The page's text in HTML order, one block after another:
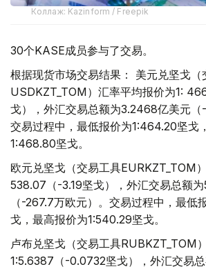
Коллаж: Kazinform / Freepik
30个KASE成员参与了交易。
根据现货市场交易结果： 美元兑坚戈（
USDKZT_TOM）汇率平均报价为1:
戈），外汇交易总额为3.2468亿美元（
交易过程中，最低报价为1:464.20坚戈
1:468.80坚戈。
欧元兑坚戈（交易工具EURKZT_TOM
538.07（-3.19坚戈），外汇交易总额为
（-267.7万欧元）。交易过程中，最低
戈，最高报价为1:540.29坚戈。
卢布兑坚戈（交易工具RUBKZT_TOM
1:5.6387（-0.0732坚戈），外汇交易